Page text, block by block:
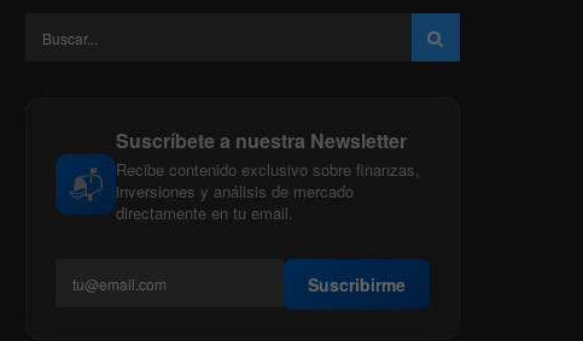
📬
Suscríbete a nuestra Newsletter
Recibe contenido exclusivo sobre finanzas,
inversiones y análisis de mercado
directamente en tu email.
Suscribirme